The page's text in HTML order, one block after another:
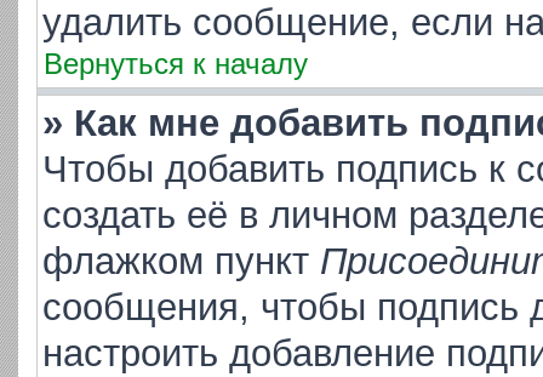
удалить сообщение, если
Вернуться к началу
» Как мне добавить
Чтобы добавить подпись к
создать её в личном
флажком пункт
сообщения, чтобы подпись
настроить добавление